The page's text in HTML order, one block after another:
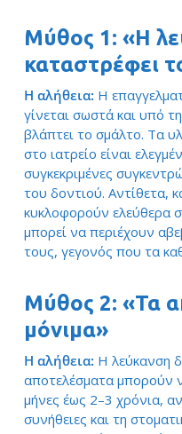
Μύθος 1: «Η
καταστρέφει
Η αλήθεια: Η
γίνεται σωστά και υπό
βλάπτει το σμάλτο. Τα
στο ιατρείο είναι
συγκεκριμένες
του δοντιού. Αντίθετα,
κυκλοφορούν ελεύθερα
μπορεί να περιέχουν
τους, γεγονός που τα
Μύθος 2: «Τα
μόνιμα»
Η αλήθεια: Η λεύκανση
αποτελέσματα μπορούν
μήνες έως 2–3 χρόνια,
συνήθειες και τη